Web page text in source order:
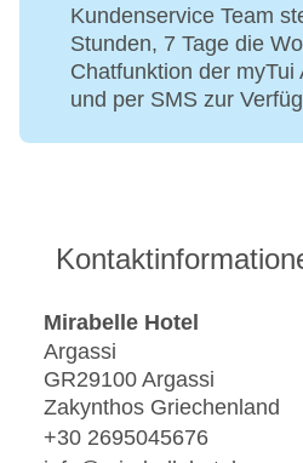
Kundenservice Team
Stunden, 7 Tage die
Chatfunktion der myTui
und per SMS zur
Mirabelle Hotel
Argassi
GR29100 Argassi
Zakynthos Griechenland
+30 2695045676